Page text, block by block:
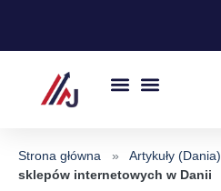
Przejdź
treści
Strona główna » Artykuły (Dania)
sklepów internetowych w Danii